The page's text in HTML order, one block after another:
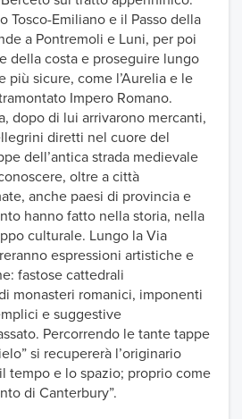
Tosco-Emiliano e il Passo della
a Pontremoli e Luni, per poi
della costa e proseguire lungo
più sicure, come l’Aurelia e le
Impero Romano.
dopo di lui arrivarono mercanti,
diretti nel cuore del
dell’antica strada medievale
oltre a città
anche paesi di provincia e
hanno fatto nella storia, nella
culturale. Lungo la Via
espressioni artistiche e
fastose cattedrali
monasteri romanici, imponenti
e suggestive
Percorrendo le tante tappe
si recupererà l’originario
tempo e lo spazio; proprio come
di Canterbury”.